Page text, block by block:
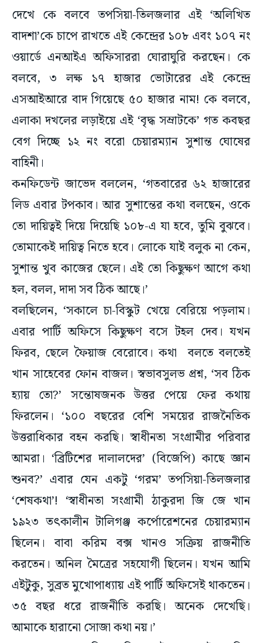
দেখে কে বলবে তপসিয়া-তিলজলার এই ‘অলিখিত
বাদশা’কে চাপে রাখতে এই কেন্দ্রের ১০৮ এবং ১০৭ নং
ওয়ার্ডে এনআইএ অফিসাররা ঘোরাঘুরি করছেন। কে
বলবে, ৩ লক্ষ ১৭ হাজার ভোটারের এই কেন্দ্রে
এসআইআরে বাদ গিয়েছে ৫০ হাজার নাম! কে বলবে,
এলাকা দখলের লড়াইয়ে এই ‘বৃদ্ধ সম্রাটকে’ গত কবছর
বেগ দিচ্ছে ১২ নং বরো চেয়ারম্যান সুশান্ত ঘোষের
বাহিনী।
কনফিডেন্ট জাভেদ বললেন, ‘গতবারের ৬২ হাজারের
লিড এবার টপকাব। আর সুশান্তের কথা বলছেন, ওকে
তো দায়িত্বই দিয়ে দিয়েছি ১০৮-এ যা হবে, তুমি বুঝবে।
তোমাকেই দায়িত্ব নিতে হবে। লোকে যাই বলুক না কেন,
সুশান্ত খুব কাজের ছেলে। এই তো কিছুক্ষণ আগে কথা
হল, বলল, দাদা সব ঠিক আছে।’
বলছিলেন, ‘সকালে চা-বিস্কুট খেয়ে বেরিয়ে পড়লাম।
এবার পার্টি অফিসে কিছুক্ষণ বসে টহল দেব। যখন
ফিরব, ছেলে ফৈয়াজ বেরোবে। কথা বলতে বলতেই
খান সাহেবের ফোন বাজল। স্বভাবসুলভ প্রশ্ন, ‘সব ঠিক
হ্যায় তো?’ সন্তোষজনক উত্তর পেয়ে ফের কথায়
ফিরলেন। ‘১০০ বছরের বেশি সময়ের রাজনৈতিক
উত্তরাধিকার বহন করছি। স্বাধীনতা সংগ্রামীর পরিবার
আমরা। ‘ব্রিটিশের দালালদের’ (বিজেপি) কাছে জ্ঞান
শুনব?’ এবার যেন একটু ‘গরম’ তপসিয়া-তিলজলার
‘শেষকথা’! ‘স্বাধীনতা সংগ্রামী ঠাকুরদা জি জে খান
১৯২৩ তৎকালীন টালিগঞ্জ কর্পোরেশনের চেয়ারম্যান
ছিলেন। বাবা করিম বক্স খানও সক্রিয় রাজনীতি
করতেন। অনিল মৈত্রের সহযোগী ছিলেন। যখন আমি
এইটুকু, সুব্রত মুখোপাধ্যায় এই পার্টি অফিসেই থাকতেন।
৩৫ বছর ধরে রাজনীতি করছি। অনেক দেখেছি।
আমাকে হারানো সোজা কথা নয়।’